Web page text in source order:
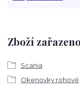
Zboží
Scania
Okenovky rohové